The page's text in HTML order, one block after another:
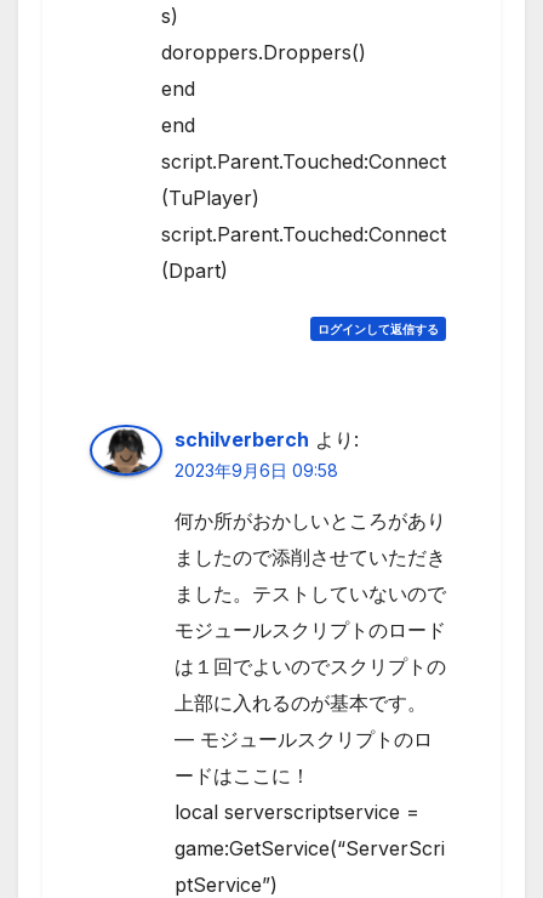
s)
doroppers.Droppers()
end
end
script.Parent.Touched:Connect
(TuPlayer)
script.Parent.Touched:Connect
(Dpart)
ログインして返信する
schilverberch より:
2023年9月6日 09:58
何か所がおかしいところがあり
ましたので添削させていただき
ました。テストしていないので
モジュールスクリプトのロード
は１回でよいのでスクリプトの
上部に入れるのが基本です。
— モジュールスクリプトのロ
ードはここに！
local serverscriptservice =
game:GetService(“ServerScri
ptService”)